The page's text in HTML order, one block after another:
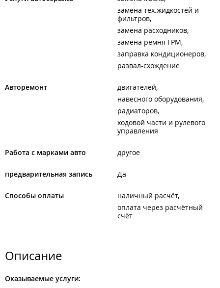
замена тех.жидкостей и
фильтров
замена расходников
замена ремня ГРМ
заправка кондиционеров
развал-схождение
Авторемонт
двигателей
навесного оборудования
радиаторов
ходовой части и рулевого
управления
Работа с марками авто другое
предварительная запись Да
Способы оплаты
наличный расчёт
оплата через расчётный
счёт
Описание
Оказываемые услуги: